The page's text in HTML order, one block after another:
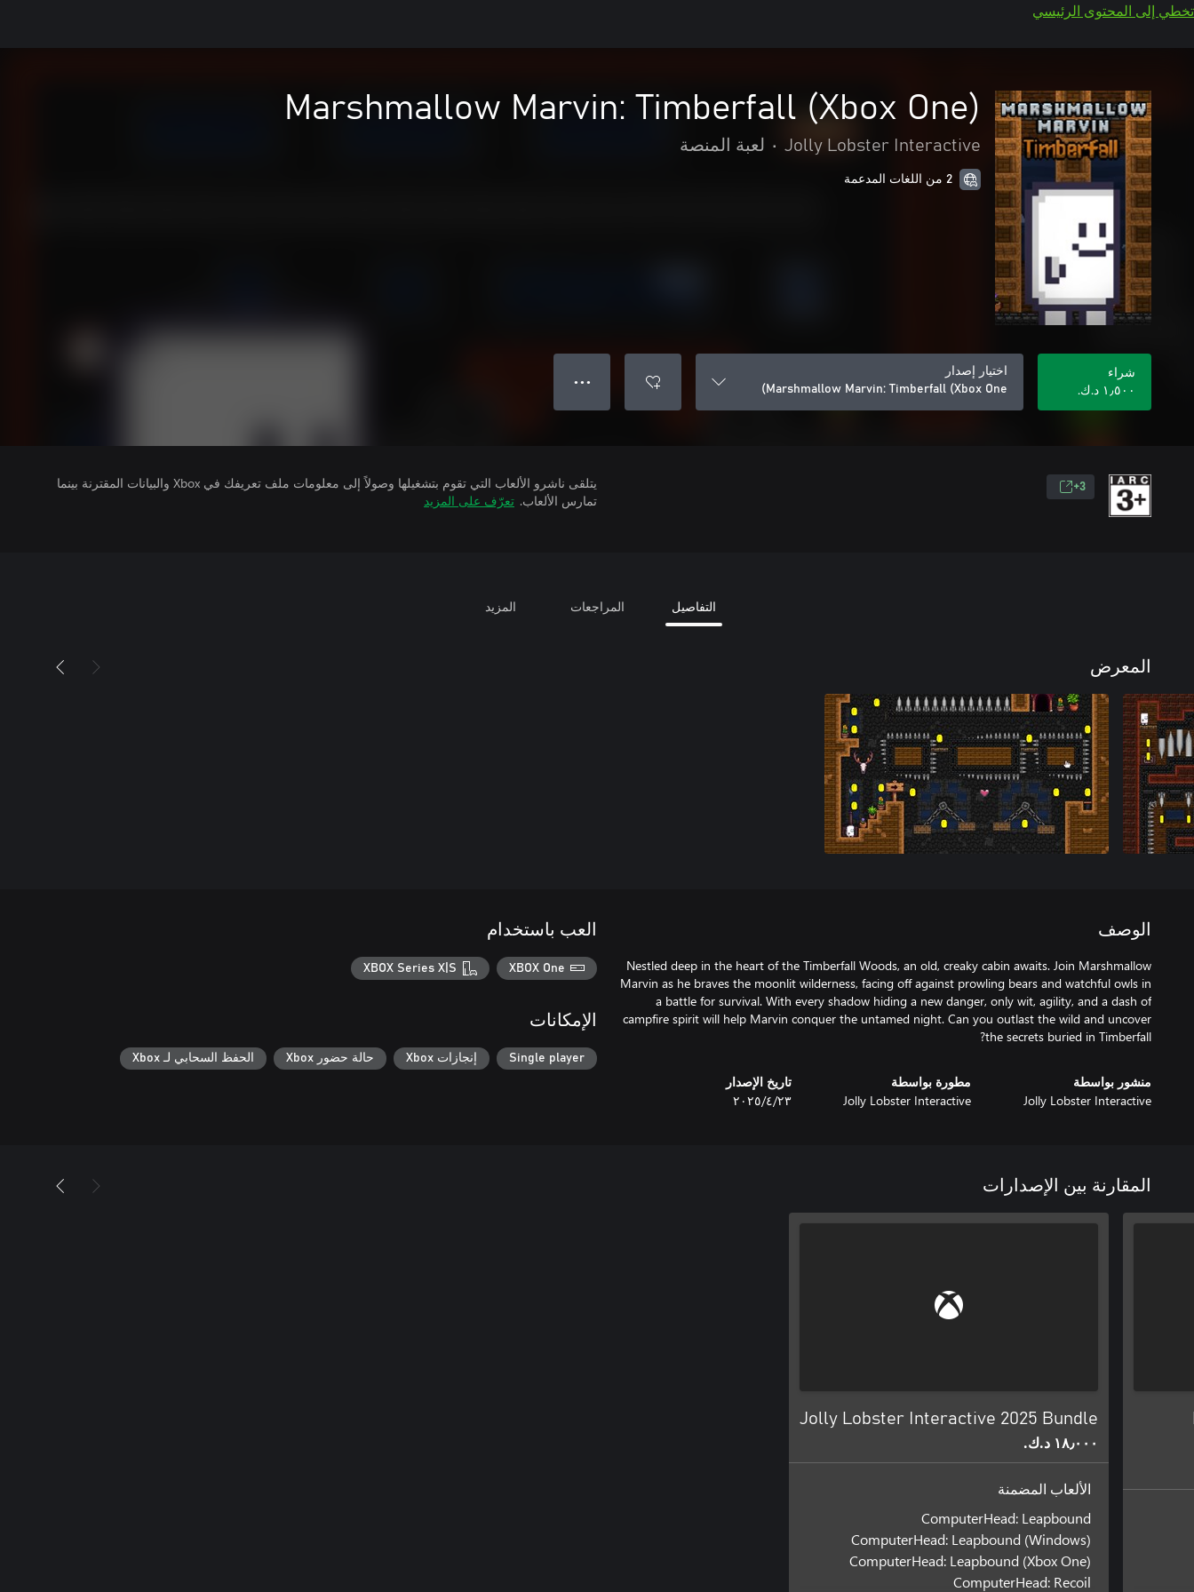
تخطي إلى المحتوى الرئيسي
Marshmallow Marvin: Timberfall (Xbox One)
Jolly Lobster Interactive
• لعبة المنصة
2 من اللغات المدعمة
شراء
١٫٥٠٠ د.ك.‏
اختيار إصدار
Marshmallow Marvin: Timberfall (Xbox One)
● ● ●
3+
يتلقى ناشرو الألعاب التي تقوم بتشغيلها وصولاً إلى معلومات ملف تعريفك في Xbox والبيانات المقترنة بينما
تمارس الألعاب. تعرّف على المزيد
التفاصيل المراجعات المزيد
المعرض
الوصف
Nestled deep in the heart of the Timberfall Woods, an old, creaky cabin awaits. Join Marshmallow
Marvin as he braves the moonlit wilderness, facing off against prowling bears and watchful owls in
a battle for survival. With every shadow hiding a new danger, only wit, agility, and a dash of
campfire spirit will help Marvin conquer the untamed night. Can you outlast the wild and uncover
the secrets buried in Timberfall?
منشور بواسطة
Jolly Lobster Interactive
مطورة بواسطة
Jolly Lobster Interactive
تاريخ الإصدار
٢٣‏/٤‏/٢٠٢٥
العب باستخدام
XBOX One
XBOX Series X|S
الإمكانات
Single player إنجازات Xbox حالة حضور Xbox الحفظ السحابي لـ Xbox
المقارنة بين الإصدارات
Jolly Lobster Interactive 2025 Bundle
١٨٫٠٠٠ د.ك.‏
الألعاب المضمنة
ComputerHead: Leapbound
ComputerHead: Leapbound (Windows)
ComputerHead: Leapbound (Xbox One)
ComputerHead: Recoil